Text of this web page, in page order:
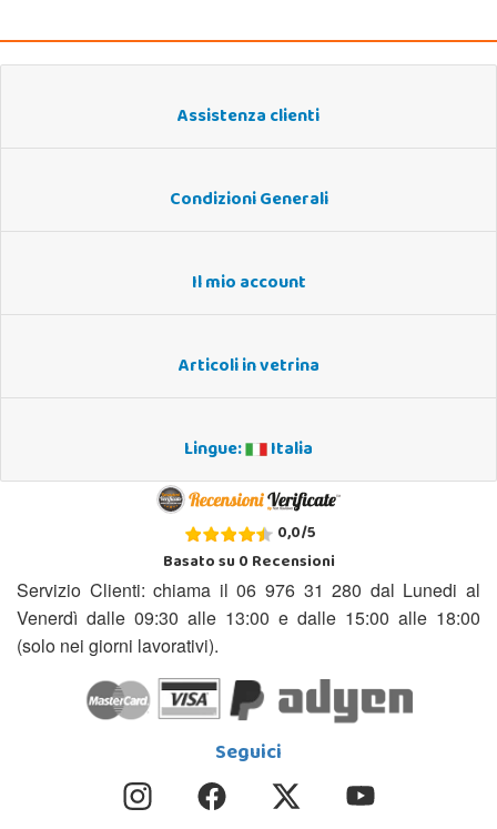
Assistenza clienti
Condizioni Generali
Il mio account
Articoli in vetrina
Lingue: Italia
0,0/5
Basato su0Recensioni
Servizio Clienti: chiama il 06 976 31 280 dal Lunedi al
Venerdì dalle 09:30 alle 13:00 e dalle 15:00 alle 18:00
(solo nei giorni lavorativi).
Seguici